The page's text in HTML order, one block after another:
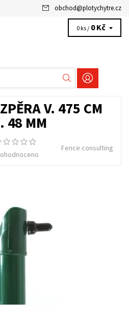
obchod@plotychytre.cz
0 ks / 0 Kč
V. 475 CM
48 MM
Fence consulting